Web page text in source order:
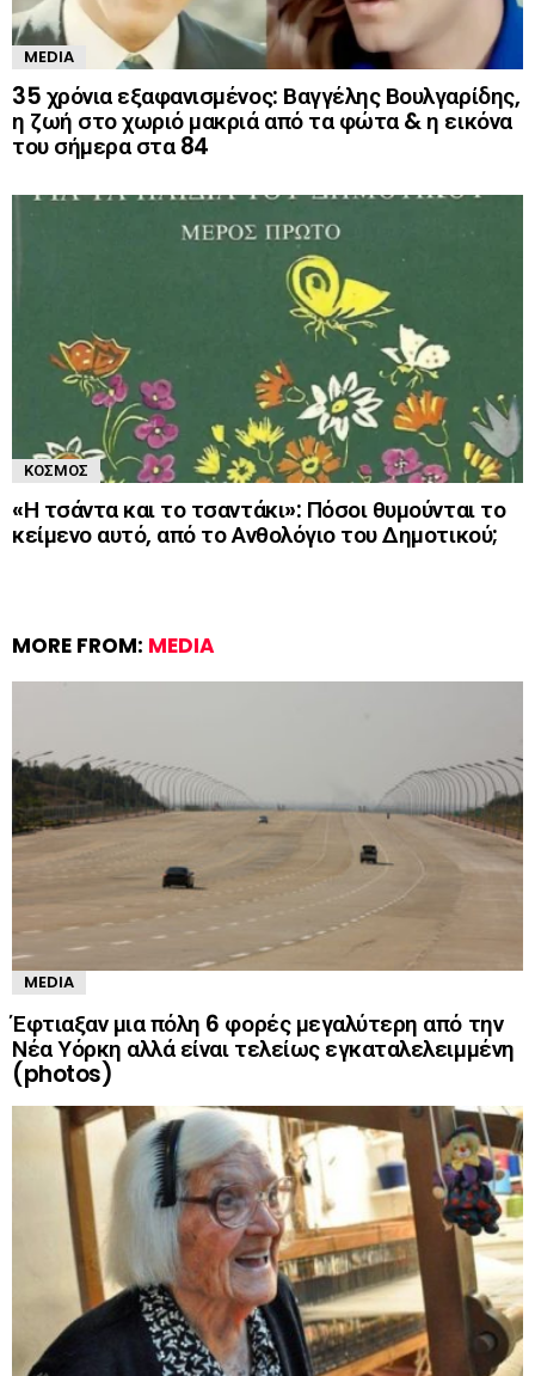
MEDIA
35 χρόνια εξαφανισμένος: Βαγγέλης Βουλγαρίδης,
η ζωή στο χωριό μακριά από τα φώτα & η εικόνα
του σήμερα στα 84
ΚΌΣΜΟΣ
«Η τσάντα και το τσαντάκι»: Πόσοι θυμούνται το
κείμενο αυτό, από το Ανθολόγιο του Δημοτικού;
MORE FROM: MEDIA
MEDIA
Έφτιαξαν μια πόλη 6 φορές μεγαλύτερη από την
Νέα Υόρκη αλλά είναι τελείως εγκαταλελειμμένη
(photos)